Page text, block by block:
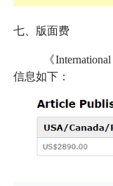
七、版面费
《
信息如下：